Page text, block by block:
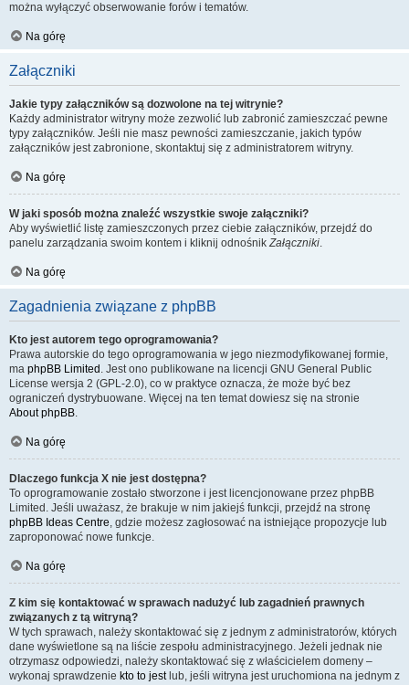
można wyłączyć obserwowanie forów i tematów.
Na górę
Załączniki
Jakie typy załączników są dozwolone na tej witrynie?
Każdy administrator witryny może zezwolić lub zabronić zamieszczać pewne
typy załączników. Jeśli nie masz pewności zamieszczanie, jakich typów
załączników jest zabronione, skontaktuj się z administratorem witryny.
Na górę
W jaki sposób można znaleźć wszystkie swoje załączniki?
Aby wyświetlić listę zamieszczonych przez ciebie załączników, przejdź do
panelu zarządzania swoim kontem i kliknij odnośnikZałączniki.
Na górę
Zagadnienia związane z phpBB
Kto jest autorem tego oprogramowania?
Prawa autorskie do tego oprogramowania w jego niezmodyfikowanej formie,
ma phpBB Limited . Jest ono publikowane na licencji GNU General Public
License wersja 2 (GPL-2.0), co w praktyce oznacza, że może być bez
ograniczeń dystrybuowane. Więcej na ten temat dowiesz się na stronie
About phpBB.
Na górę
Dlaczego funkcja X nie jest dostępna?
To oprogramowanie zostało stworzone i jest licencjonowane przez phpBB
Limited. Jeśli uważasz, że brakuje w nim jakiejś funkcji, przejdź na stronę
phpBB Ideas Centre, gdzie możesz zagłosować na istniejące propozycje lub
zaproponować nowe funkcje.
Na górę
Z kim się kontaktować w sprawach nadużyć lub zagadnień prawnych
związanych z tą witryną?
W tych sprawach, należy skontaktować się z jednym z administratorów, których
dane wyświetlone są na liście zespołu administracyjnego. Jeżeli jednak nie
otrzymasz odpowiedzi, należy skontaktować się z właścicielem domeny –
wykonaj sprawdzenie kto to jestlub, jeśli witryna jest uruchomiona na jednym z